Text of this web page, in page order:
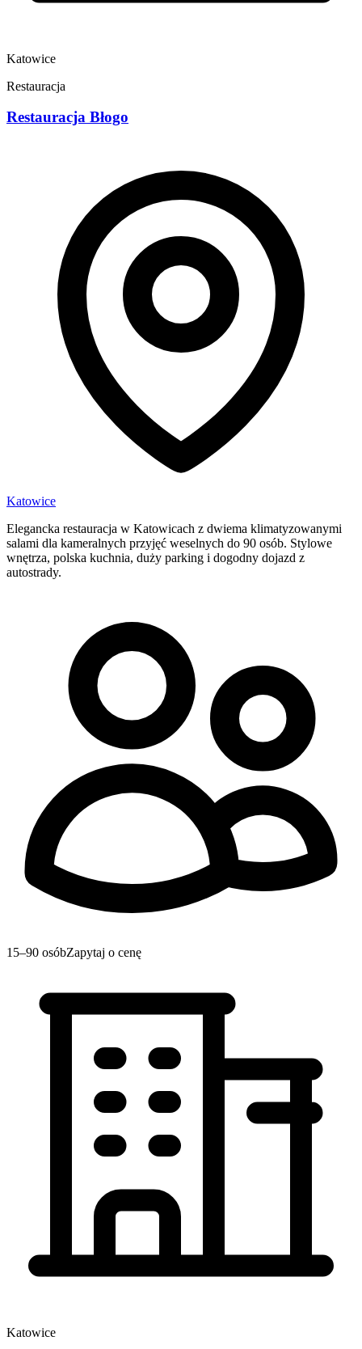
Katowice
Restauracja
Restauracja Błogo
Katowice
Elegancka restauracja w Katowicach z dwiema klimatyzowanymi
salami dla kameralnych przyjęć weselnych do 90 osób. Stylowe
wnętrza, polska kuchnia, duży parking i dogodny dojazd z
autostrady.
15–90 osóbZapytaj o cenę
Katowice